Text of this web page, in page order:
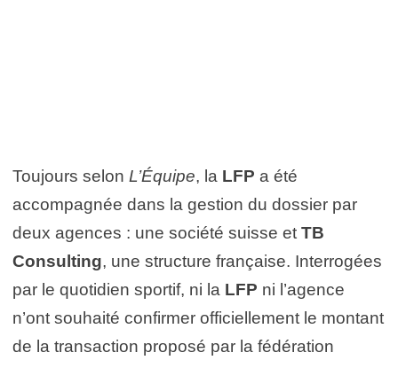
Toujours selon L’Équipe, la LFP a été
accompagnée dans la gestion du dossier par
deux agences : une société suisse et TB
Consulting, une structure française. Interrogées
par le quotidien sportif, ni la LFP ni l’agence
n’ont souhaité confirmer officiellement le montant
de la transaction proposé par la fédération